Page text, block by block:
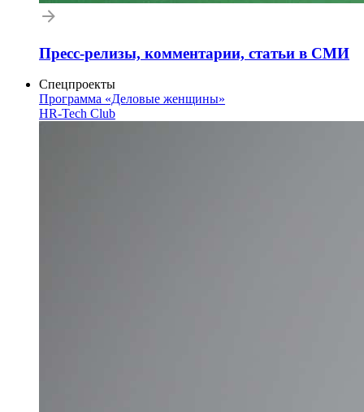
Пресс-релизы, комментарии, статьи в СМИ
Спецпроекты
Программа «Деловые женщины»
HR-Tech Club